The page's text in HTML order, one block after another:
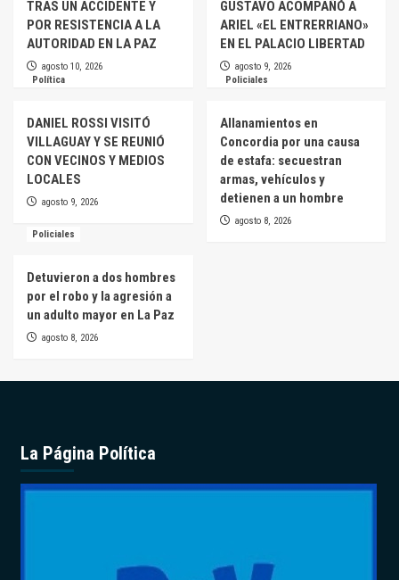
TRAS UN ACCIDENTE Y
POR RESISTENCIA A LA
AUTORIDAD EN LA PAZ
agosto 10, 2026
GUSTAVO ACOMPAÑÓ A
ARIEL «EL ENTRERRIANO»
EN EL PALACIO LIBERTAD
agosto 9, 2026
Política
DANIEL ROSSI VISITÓ
VILLAGUAY Y SE REUNIÓ
CON VECINOS Y MEDIOS
LOCALES
agosto 9, 2026
Policiales
Allanamientos en
Concordia por una causa
de estafa: secuestran
armas, vehículos y
detienen a un hombre
agosto 8, 2026
Policiales
Detuvieron a dos hombres
por el robo y la agresión a
un adulto mayor en La Paz
agosto 8, 2026
La Página Política